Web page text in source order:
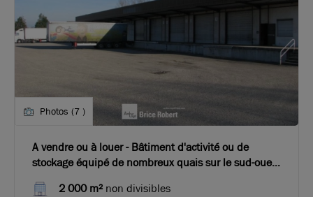
Photos (7 )
A vendre ou à louer - Bâtiment d'activité ou de
stockage équipé de nombreux quais sur le sud-ouest
2 000 m² non divisibles